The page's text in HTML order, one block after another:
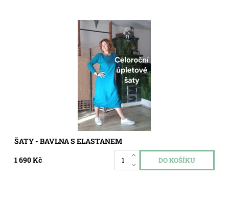
Skladem
8216028
ŠATY - BAVLNA S ELASTANEM
1 690 Kč